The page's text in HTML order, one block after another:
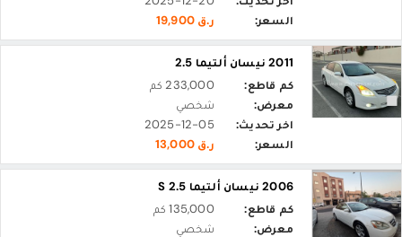
السعر:
ر.ق 19,900
2011 نيسان ألتيما 2.5
كم قاطع:
233,000 كم
معرض:
شخصي
اخر تحديث:
2025-12-05
السعر:
ر.ق 13,000
2006 نيسان ألتيما 2.5 S
كم قاطع:
135,000 كم
معرض:
شخصي